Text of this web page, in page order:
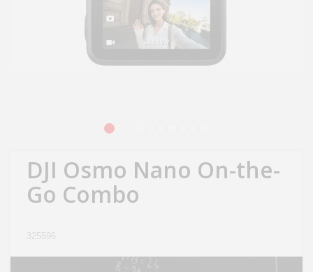
DJI Osmo Nano On-the-
Go Combo
325596
Ilu
tervis
Sport
&